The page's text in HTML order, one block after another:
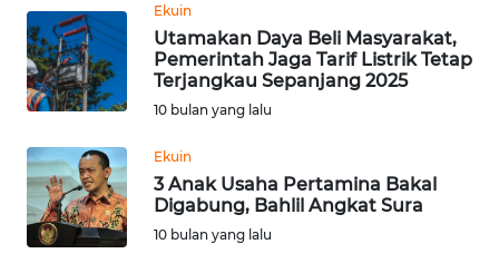
Ekuin
Utamakan Daya Beli Masyarakat,
Pemerintah Jaga Tarif Listrik Tetap
Terjangkau Sepanjang 2025
10 bulan yang lalu
Ekuin
3 Anak Usaha Pertamina Bakal
Digabung, Bahlil Angkat Sura
10 bulan yang lalu
KEPULAUAN
SERIBU
WN
WN
BINJAI